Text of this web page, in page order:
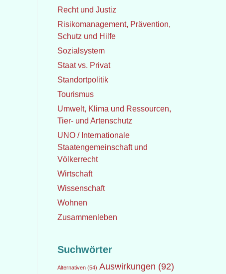
Recht und Justiz
Risikomanagement, Prävention,
Schutz und Hilfe
Sozialsystem
Staat vs. Privat
Standortpolitik
Tourismus
Umwelt, Klima und Ressourcen,
Tier- und Artenschutz
UNO / Internationale
Staatengemeinschaft und
Völkerrecht
Wirtschaft
Wissenschaft
Wohnen
Zusammenleben
Suchwörter
Alternativen(54) Auswirkungen (92)